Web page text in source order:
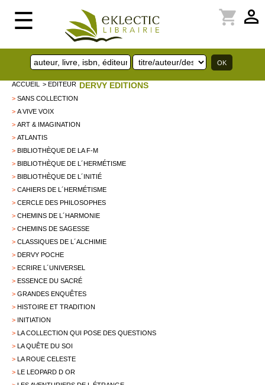
☰ perm_identity
shopping_cart
ACCUEIL > EDITEUR DERVY EDITIONS
> SANS COLLECTION
> A VIVE VOIX
> ART & IMAGINATION
> ATLANTIS
> BIBLIOTHÈQUE DE LA F-M
> BIBLIOTHÈQUE DE L´HERMÉTISME
> BIBLIOTHÈQUE DE L´INITIÉ
> CAHIERS DE L´HERMÉTISME
> CERCLE DES PHILOSOPHES
> CHEMINS DE L´HARMONIE
> CHEMINS DE SAGESSE
> CLASSIQUES DE L´ALCHIMIE
> DERVY POCHE
> ECRIRE L´UNIVERSEL
> ESSENCE DU SACRÉ
> GRANDES ENQUÊTES
> HISTOIRE ET TRADITION
> INITIATION
> LA COLLECTION QUI POSE DES QUESTIONS
> LA QUÊTE DU SOI
> LA ROUE CELESTE
> LE LEOPARD D OR